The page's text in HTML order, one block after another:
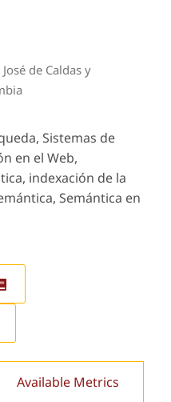
de Caldas y
Sistemas de
en el Web,
indexación de la
Semántica en
Available Metrics